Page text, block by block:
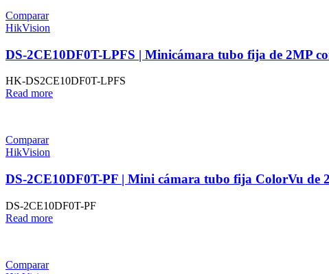
Comparar
HikVision
DS-2CE10DF0T-LPFS | Minicámara tubo fija de 2MP
HK-DS2CE10DF0T-LPFS
Read more
Comparar
HikVision
DS-2CE10DF0T-PF | Mini cámara tubo fija ColorVu de
DS-2CE10DF0T-PF
Read more
Comparar